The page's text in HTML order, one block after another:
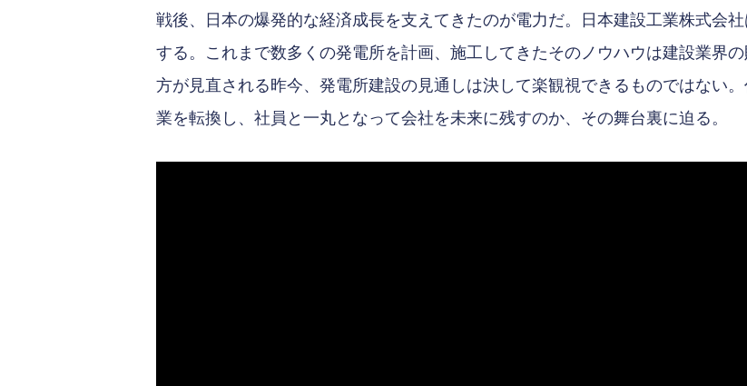
戦後、日本の爆発的な経済成長を支えてきたのが電力だ。日本建設工業株式会
する。これまで数多くの発電所を計画、施工してきたそのノウハウは建設業界
方が見直される昨今、発電所建設の見通しは決して楽観視できるものではない
業を転換し、社員と一丸となって会社を未来に残すのか、その舞台裏に迫る。